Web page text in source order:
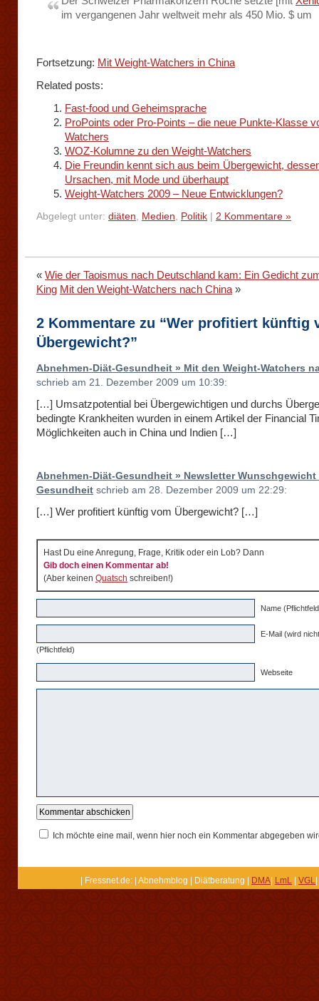
im vergangenen Jahr weltweit mehr als 450 Mio. $ um
Fortsetzung: Mit Weight-Watchers in China
Related posts:
Fast-food und Geheimsprache
ProPoints oder Pro-Points – die neue Punkte-Klasse
Watchers
WOZ-Kolumne zu den Weight-Watchers
Die Freundin kennt sich aus beim Übergewicht,
Ursachen, mit Mode und überhaupt
Weight-Watchers 2009 – Neue Entwicklungen?
Abgelegt unter: diäten, Medien, Politik 2 Kommentare »
« Wie der Taoismus nach Deutschland kam: Ein Gedicht
King Mit den Weight-Watchers nach China »
2 Kommentare zu “Wer profitiert künftig
Übergewicht?”
Abnehmen-Diät-Gesundheit » Mit den Weight-Watchers
schrieb am 21. Dezember 2009 um 10:39:
[…] Umsatzpotential bei Übergewichtigen und durchs
bedingte Krankheiten wurden in einem Artikel der Financial
Möglichkeiten auch in China und Indien […]
Abnehmen-Diät-Gesundheit » Newsletter Wunschgewicht
Gesundheit schrieb am 28. Dezember 2009 um 22:29:
[…] Wer profitiert künftig vom Übergewicht? […]
Hast Du eine Anregung, Frage, Kritik oder ein Lob? Dann
Gib doch einen Kommentar ab!
(Aber keinen Quatsch schreiben!)
Name
E-Mail (wird
(Pflichtfeld)
Webseite
Ich möchte eine mail, wenn hier noch ein Kommentar abgegeben
| Fressnet.de: | Abnehmblog | Diätberatung | DMA LmL VGL